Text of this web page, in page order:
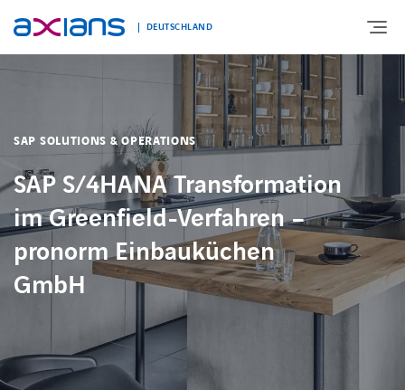
DEUTSCHLAND
ÜBER UNS
PORTFOLIO
PRODUKTE
BRANCHEN
NEWS UND INSIGHTS
SAP SOLUTIONS & OPERATIONS
SAP S/4HANA Transformation
im Greenfield-Verfahren –
pronorm Einbauküchen
GmbH